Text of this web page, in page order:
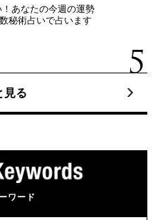
あなたの今週の運勢
秘術占いで占います
見る
ワード